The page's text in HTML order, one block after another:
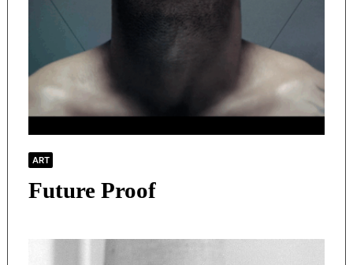
ART
Future Proof